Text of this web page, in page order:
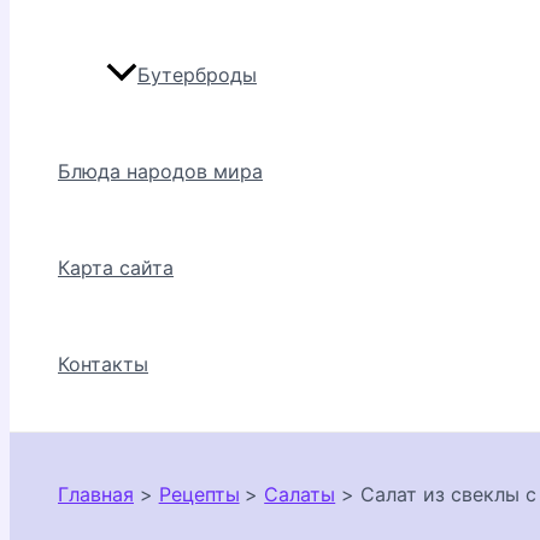
Бутерброды
Блюда народов мира
Карта сайта
Контакты
Главная Рецепты Салаты Салат из свеклы